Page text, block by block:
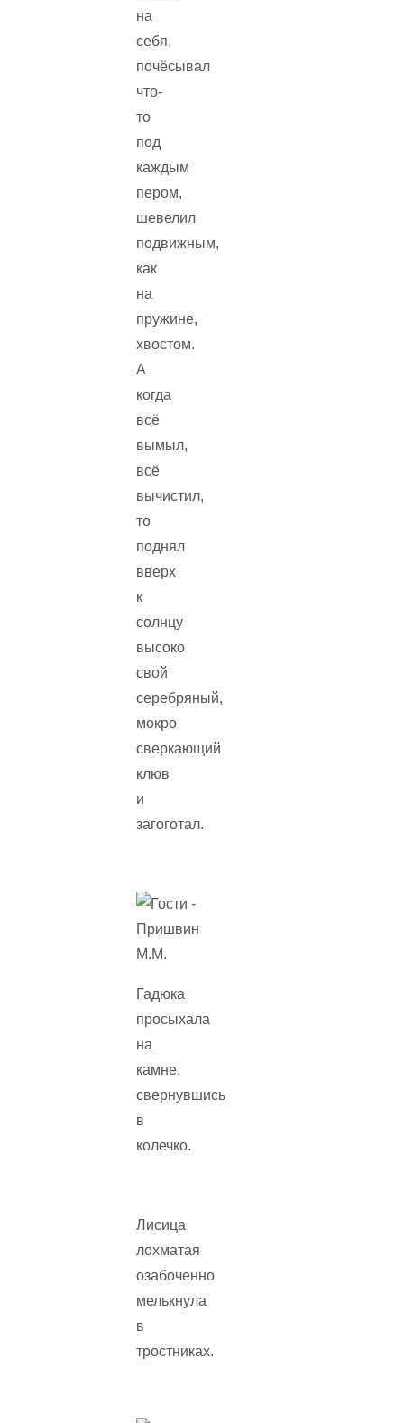
на
себя,
почёсывал
что-
то
под
каждым
пером,
шевелил
подвижным,
как
на
пружине,
хвостом.
А
когда
всё
вымыл,
всё
вычистил,
то
поднял
вверх
к
солнцу
высоко
свой
серебряный,
мокро
сверкающий
клюв
и
загоготал.
Гадюка
просыхала
на
камне,
свернувшись
в
колечко.
Лисица
лохматая
озабоченно
мелькнула
в
тростниках.